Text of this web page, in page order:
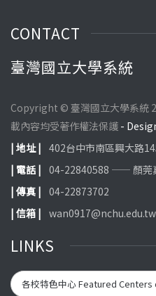
CONTACT
臺灣國立大學系統
Copyright © 臺灣國立大學系統
載內容均受著作權法保護 -
| 地址 | 402台中市南區興大路
| 電話 | 04-22840588 —— 顏莞
| 傳真 | 04-22873702
| 信箱 | wan0917@nchu.edu.tw
LINKS
各校特色中心 Featured Centers